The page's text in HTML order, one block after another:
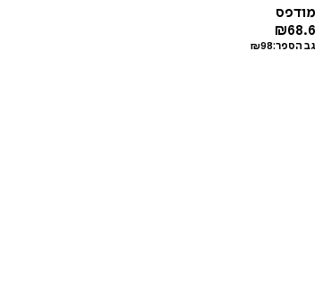
מודפס
₪68.6
גב הספר: ₪98